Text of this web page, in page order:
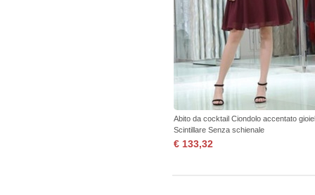
Abito da cocktail Ciondolo accentato
Scintillare Senza schienale
€ 133,32